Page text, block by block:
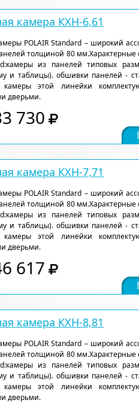
камера КХН-6,61
POLAIR Standard – широкий
толщиной 80 мм.Характерные
из панелей типовых
и таблицы). обшивки панелей -
камеры этой линейки
дверьми.
730
камера КХН-7,71
POLAIR Standard – широкий
толщиной 80 мм.Характерные
из панелей типовых
и таблицы). обшивки панелей -
камеры этой линейки
дверьми.
617
камера КХН-8,81
POLAIR Standard – широкий
толщиной 80 мм.Характерные
из панелей типовых
и таблицы). обшивки панелей -
камеры этой линейки
дверьми.